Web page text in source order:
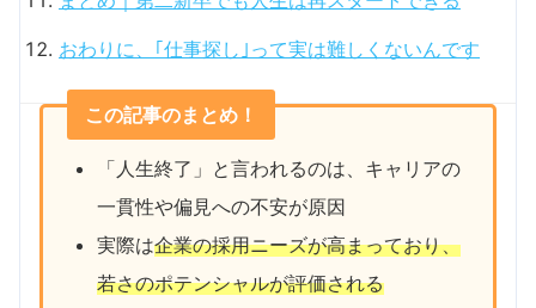
おわりに、｢仕事探し｣って実は難しくないんです
この記事のまとめ！
「人生終了」と言われるのは、キャリアの
一貫性や偏見への不安が原因
実際は企業の採用ニーズが高まっており、
若さのポテンシャルが評価される